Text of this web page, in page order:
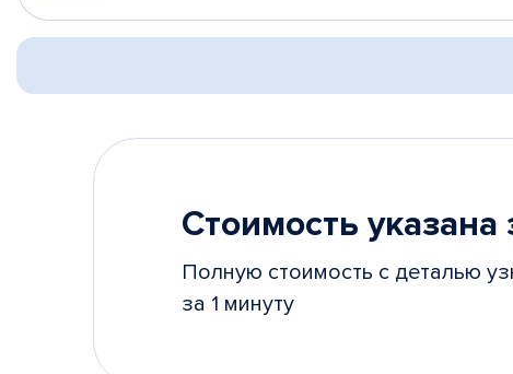
Стоимость указана
Полную стоимость с деталью
за 1 минуту